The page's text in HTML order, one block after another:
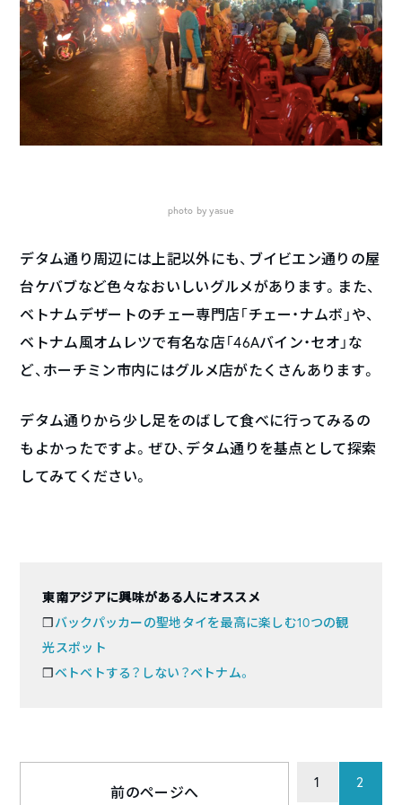
photo by yasue
デタム通り周辺には上記以外にも、ブイビエン通りの屋
台ケバブなど色々なおいしいグルメがあります。また、
ベトナムデザートのチェー専門店「チェー・ナムボ」や、
ベトナム風オムレツで有名な店「46Aバイン・セオ」な
ど、ホーチミン市内にはグルメ店がたくさんあります。
デタム通りから少し足をのばして食べに行ってみるの
もよかったですよ。ぜひ、デタム通りを基点として探索
してみてください。
東南アジアに興味がある人にオススメ
❒バックパッカーの聖地タイを最高に楽しむ10つの観
光スポット
❒ベトベトする？しない？ベトナム。
前のページへ
1 2